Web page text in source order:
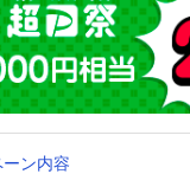
ン内容